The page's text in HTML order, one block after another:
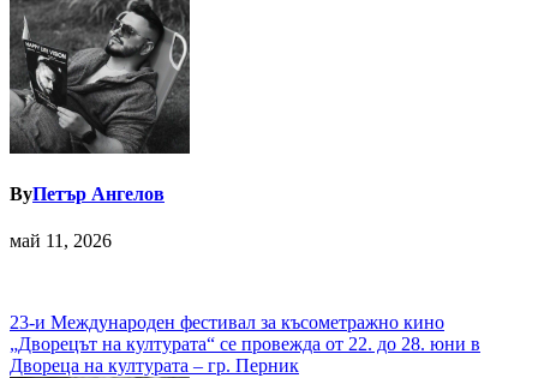
ByПетър Ангелов
май 11, 2026
Навигация
23-и Международен фестивал за късометражно кино
„Дворецът на културата“ се провежда от 22. до 28. юни в
Двореца на културата – гр. Перник